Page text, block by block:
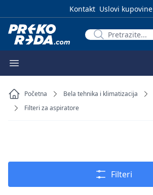
Kontakt Uslovi kupovine
Početna Bela tehnika i klimatizacija
Filteri za aspiratore
Filteri